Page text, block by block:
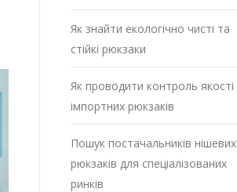
Як знайти екологічно чисті та
стійкі рюкзаки
Як проводити контроль якості
імпортних рюкзаків
Пошук постачальників нішевих
рюкзаків для спеціалізованих
ринків